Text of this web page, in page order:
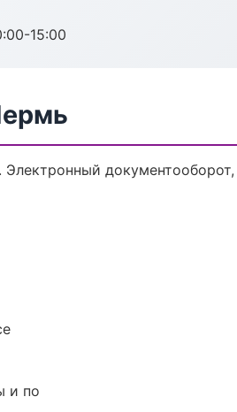
15:00
Электронный
и по